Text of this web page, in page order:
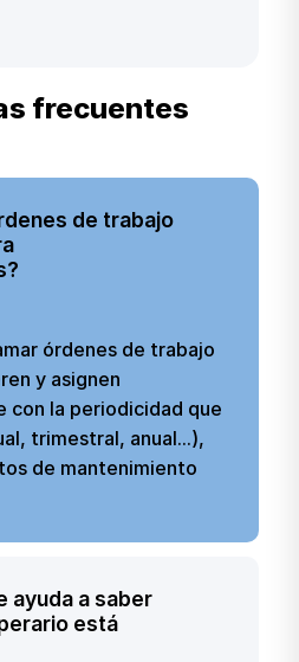
frecuentes
de trabajo
órdenes de trabajo
y asignen
con la periodicidad que
trimestral, anual...),
de mantenimiento
ayuda a saber
está